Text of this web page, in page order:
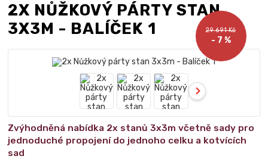
2X NŮŽKOVÝ PÁRTY STAN
3X3M - BALÍČEK 1
29 691 Kč
- 7 %
Zvýhodněná nabídka 2x stanů 3x3m včetně sady pro
jednoduché propojení do jednoho celku a kotvících
sad